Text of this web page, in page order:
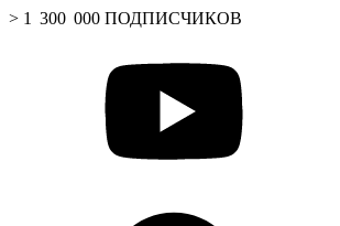
> 1 300 000 ПОДПИСЧИКОВ